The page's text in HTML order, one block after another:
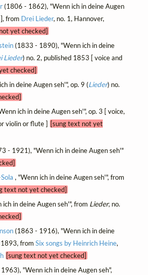
(1806 - 1862), "Wenn ich in deine Augen
from Drei Lieder, no. 1, Hannover,
yet checked]
(1833 - 1890), "Wenn ich in deine
Lieder) no. 2, published 1853 [ voice and
checked]
in deine Augen seh'", op. 9 (Lieder) no.
ich in deine Augen seh'", op. 3 [ voice,
violin or flute ] [sung text not yet
- 1921), "Wenn ich in deine Augen seh'"
, "Wenn ich in deine Augen seh'", from
text not yet checked]
ich in deine Augen seh'", from Lieder, no.
(1863 - 1916), "Wenn ich in deine
1893, from Six songs by Heinrich Heine,
[sung text not yet checked]
1963), "Wenn ich in deine Augen seh",